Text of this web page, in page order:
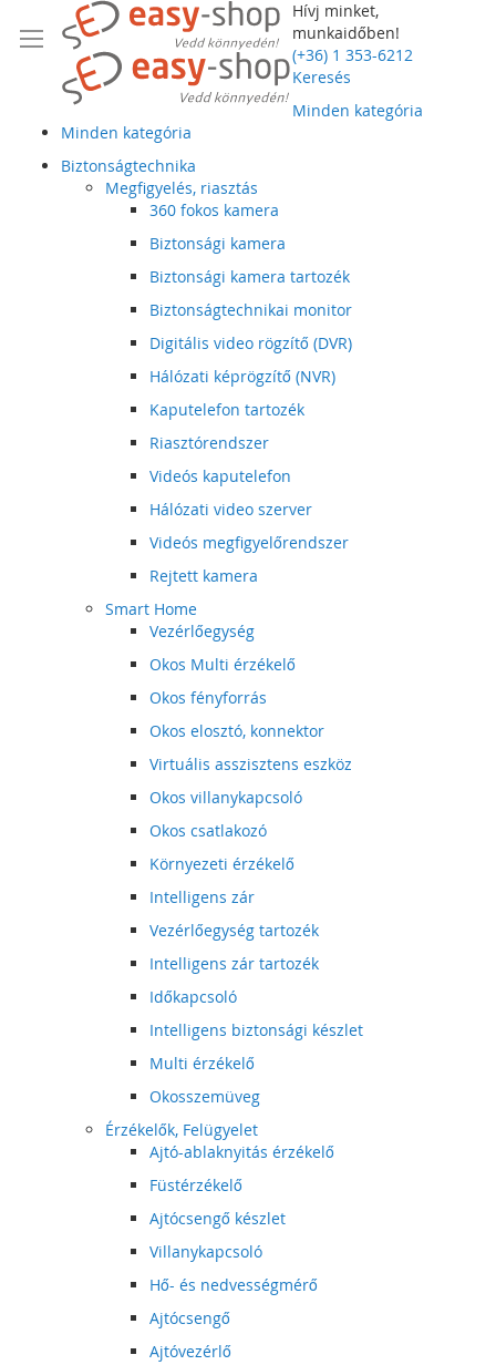
Hívj minket,
munkaidőben!
(+36) 1 353-6212
Keresés
Minden kategória
Minden kategória
Biztonságtechnika
Megfigyelés, riasztás
360 fokos kamera
Biztonsági kamera
Biztonsági kamera tartozék
Biztonságtechnikai monitor
Digitális video rögzítő (DVR)
Hálózati képrögzítő (NVR)
Kaputelefon tartozék
Riasztórendszer
Videós kaputelefon
Hálózati video szerver
Videós megfigyelőrendszer
Rejtett kamera
Smart Home
Vezérlőegység
Okos Multi érzékelő
Okos fényforrás
Okos elosztó, konnektor
Virtuális asszisztens eszköz
Okos villanykapcsoló
Okos csatlakozó
Környezeti érzékelő
Intelligens zár
Vezérlőegység tartozék
Intelligens zár tartozék
Időkapcsoló
Intelligens biztonsági készlet
Multi érzékelő
Okosszemüveg
Érzékelők, Felügyelet
Ajtó-ablaknyitás érzékelő
Füstérzékelő
Ajtócsengő készlet
Villanykapcsoló
Hő- és nedvességmérő
Ajtócsengő
Ajtóvezérlő